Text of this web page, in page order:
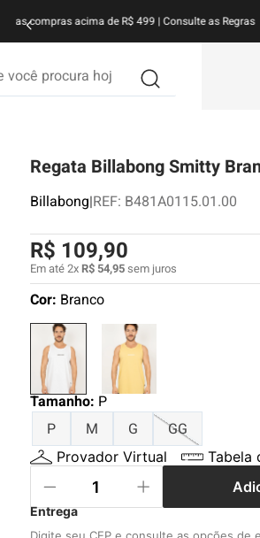
Parcele suas compras ematé
Regata Billabong Smitty
Billabong|REF: B481A0115.01.00
R$ 109,90
Em até2xR$ 54,95sem juros
Cor: Branco
Tamanho: P
P
M G GG
Provador Virtual
Tabela